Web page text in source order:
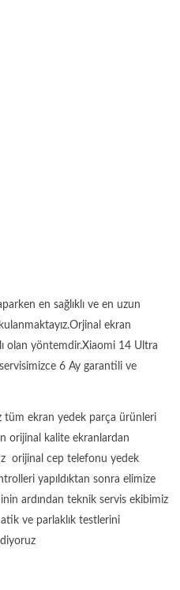
en sağlıklı ve en uzun
ekran
olan yöntemdir.Xiaomi 14 Ultra
6 Ay garantili ve
tüm ekran yedek parça ürünleri
orijinal kalite ekranlardan
orijinal cep telefonu yedek
yapıldıktan sonra elimize
ardından teknik servis ekibimiz
ve parlaklık testlerini